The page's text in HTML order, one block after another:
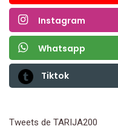
Instagram
Whatsapp
Tiktok
Tweets de TARIJA200